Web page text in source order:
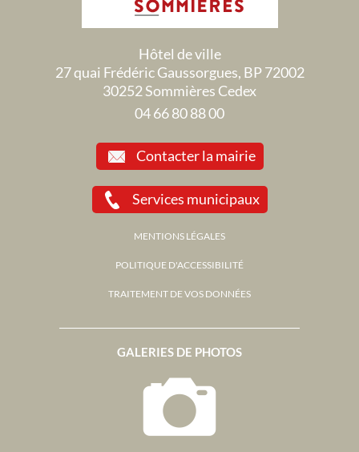
GALERIES DE PHOTOS
Hôtel de ville
27 quai Frédéric Gaussorgues, BP 72002
30252 Sommières Cedex
04 66 80 88 00
Contacter la mairie
Services municipaux
MENTIONS LÉGALES
POLITIQUE D'ACCESSIBILITÉ
TRAITEMENT DE VOS DONNÉES